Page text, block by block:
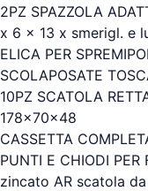
2PZ SPAZZOLA
x 6 x 13 x smerigl. e
ELICA PER
SCOLAPOSATE
10PZ SCATOLA
178x70x48
CASSETTA
PUNTI E CHIODI
zincato AR scatola da